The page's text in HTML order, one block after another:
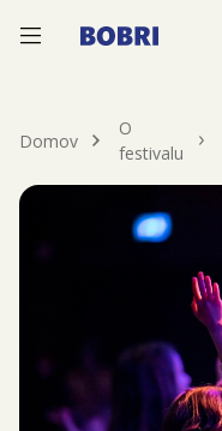
—
—
—
Domov
O
festivalu